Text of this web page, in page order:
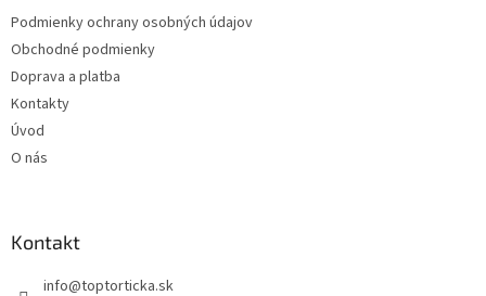
Podmienky ochrany osobných údajov
Obchodné podmienky
Doprava a platba
Kontakty
Úvod
O nás
Kontakt